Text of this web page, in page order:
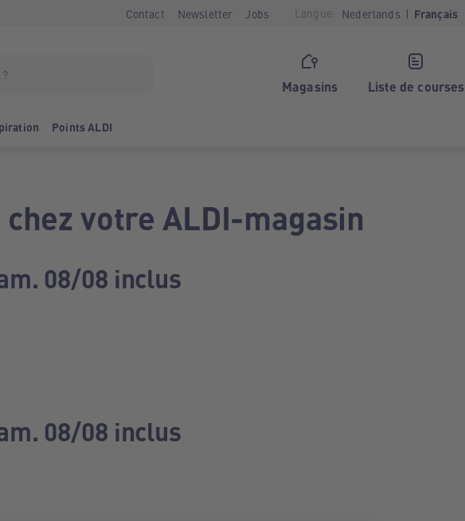
Contact Newsletter Jobs Langue: Nederlands Français
Magasins Liste de courses
Points ALDI
votre ALDI-magasin
08/08 inclus
08/08 inclus